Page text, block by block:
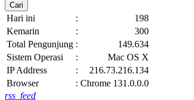
Cari
Hari ini :
198
Kemarin
:
300
Total Pengunjung :
149.634
Sistem Operasi
:
Mac OS X
IP Address
:
216.73.216.134
Browser
: Chrome 131.0.0.0
rss_feed